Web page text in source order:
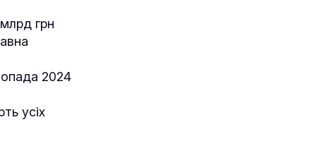
грн
2024
усіх